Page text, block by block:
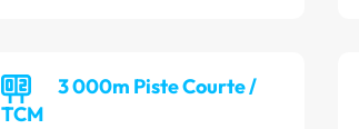
3 000m Piste Courte /
TCM